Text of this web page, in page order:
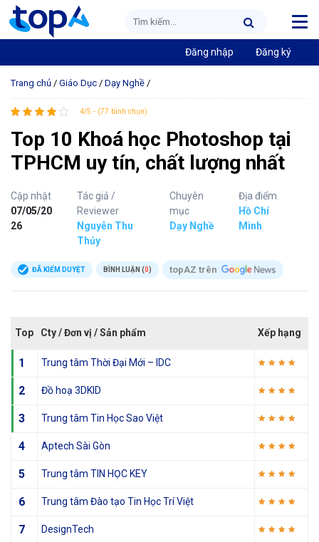
Đăng nhập Đăng ký
Trang chủ / Giáo Dục / Dạy Nghề /
4/5 - (77 bình chọn)
Top 10 Khoá học Photoshop tại
TPHCM uy tín, chất lượng nhất
Cập nhật
07/05/20
26
Tác giả /
Reviewer
Nguyễn Thu
Thủy
Chuyên
mục
Dạy Nghề
Địa điểm
Hồ Chí
Minh
ĐÃ KIỂM DUYỆT BÌNH LUẬN (0) topAZ trên
Top Cty / Đơn vị / Sản phẩm Xếp hạng
1 Trung tâm Thời Đại Mới – IDC
2 Đồ hoạ 3DKID
3 Trung tâm Tin Học Sao Việt
4 Aptech Sài Gòn
5 Trung tâm TIN HỌC KEY
6 Trung tâm Đào tạo Tin Học Trí Việt
7 DesignTech